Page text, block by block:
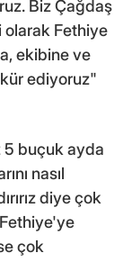
Biz Çağdaş
olarak Fethiye
ekibine ve
ediyoruz"
5 buçuk ayda
nasıl
diye çok
çok